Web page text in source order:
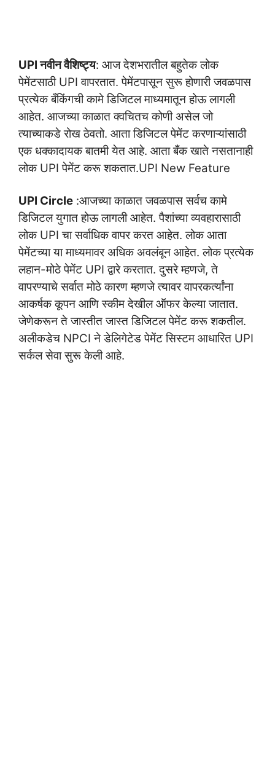
UPI नवीन वैशिष्ट्य: आज देशभरातील बहुतेक लोक
पेमेंटसाठी UPI वापरतात. पेमेंटपासून सुरू होणारी जवळपास
प्रत्येक बँकिंगची कामे डिजिटल माध्यमातून होऊ लागली
आहेत. आजच्या काळात क्वचितच कोणी असेल जो
त्याच्याकडे रोख ठेवतो. आता डिजिटल पेमेंट करणाऱ्यांसाठी
एक धक्कादायक बातमी येत आहे. आता बँक खाते नसतानाही
लोक UPI पेमेंट करू शकतात.UPI New Feature
UPI Circle :आजच्या काळात जवळपास सर्वच कामे
डिजिटल युगात होऊ लागली आहेत. पैशांच्या व्यवहारासाठी
लोक UPI चा सर्वाधिक वापर करत आहेत. लोक आता
पेमेंटच्या या माध्यमावर अधिक अवलंबून आहेत. लोक प्रत्येक
लहान-मोठे पेमेंट UPI द्वारे करतात. दुसरे म्हणजे, ते
वापरण्याचे सर्वात मोठे कारण म्हणजे त्यावर वापरकर्त्यांना
आकर्षक कूपन आणि स्कीम देखील ऑफर केल्या जातात.
जेणेकरून ते जास्तीत जास्त डिजिटल पेमेंट करू शकतील.
अलीकडेच NPCI ने डेलिगेटेड पेमेंट सिस्टम आधारित UPI
सर्कल सेवा सुरू केली आहे.